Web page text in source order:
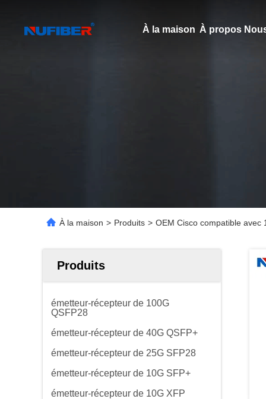
À la maison À propos
À la maison > Produits > OEM Cisco compatible avec
Produits
émetteur-récepteur de 100G
QSFP28
émetteur-récepteur de 40G QSFP+
émetteur-récepteur de 25G SFP28
émetteur-récepteur de 10G SFP+
émetteur-récepteur de 10G XFP